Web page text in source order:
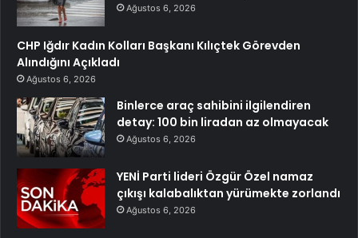
Ağustos 6, 2026
CHP Iğdır Kadın Kolları Başkanı Kılıçtek Görevden
Alındığını Açıkladı
Ağustos 6, 2026
Binlerce araç sahibini ilgilendiren
detay: 100 bin liradan az olmayacak
Ağustos 6, 2026
YENİ Parti lideri Özgür Özel namaz
çıkışı kalabalıktan yürümekte zorlandı
Ağustos 6, 2026